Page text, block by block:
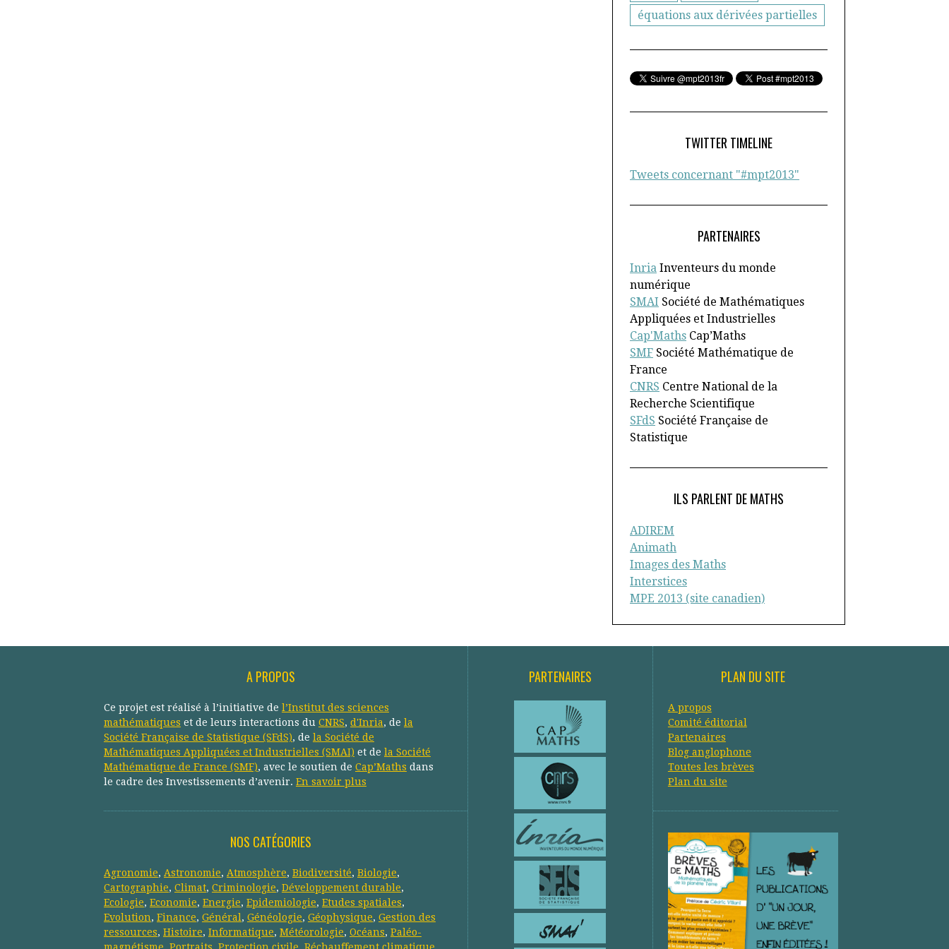
équations aux dérivées partielles
TWITTER TIMELINE
Tweets concernant "#mpt2013"
PARTENAIRES
Inria Inventeurs du monde
numérique
SMAI Société de Mathématiques
Appliquées et Industrielles
Cap'Maths Cap’Maths
SMF Société Mathématique de
France
CNRS Centre National de la
Recherche Scientifique
SFdS Société Française de
Statistique
ILS PARLENT DE MATHS
ADIREM
Animath
Images des Maths
Interstices
MPE 2013 (site canadien)
A PROPOS
Ce projet est réalisé à l’initiative de l’Institut des sciences
mathématiques et de leurs interactions du CNRS, d'Inria, de la
Société Française de Statistique (SFdS), de la Société de
Mathématiques Appliquées et Industrielles (SMAI) et de la Société
Mathématique de France (SMF), avec le soutien de Cap’Maths dans
le cadre des Investissements d’avenir. En savoir plus
NOS CATÉGORIES
Agronomie, Astronomie, Atmosphère, Biodiversité, Biologie,
Cartographie, Climat, Criminologie, Développement durable,
Ecologie, Economie, Energie, Epidemiologie, Etudes spatiales,
Evolution, Finance, Général , Généologie, Géophysique, Gestion des
ressources, Histoire, Informatique, Météorologie, Océans, Paléo-
PARTENAIRES PLAN DU SITE
A propos
Comité éditorial
Partenaires
Blog anglophone
Toutes les brèves
Plan du site